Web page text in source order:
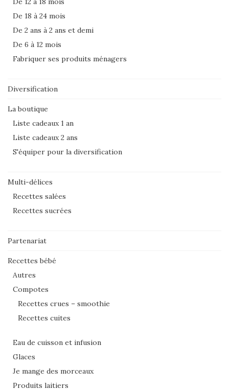
De 18 à 24 mois
De 2 ans à 2 ans et demi
De 6 à 12 mois
Fabriquer ses produits ménagers
Diversification
La boutique
Liste cadeaux 1 an
Liste cadeaux 2 ans
S'équiper pour la diversification
Multi-délices
Recettes salées
Recettes sucrées
Partenariat
Recettes bébé
Autres
Compotes
Recettes crues – smoothie
Recettes cuites
Eau de cuisson et infusion
Glaces
Je mange des morceaux
Produits laitiers